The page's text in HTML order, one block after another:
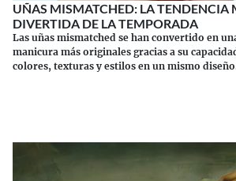
UÑAS MISMATCHED: LA TENDENCIA
DIVERTIDA DE LA TEMPORADA
Las uñas mismatched se han convertido en
manicura más originales gracias a su
colores, texturas y estilos en un mismo